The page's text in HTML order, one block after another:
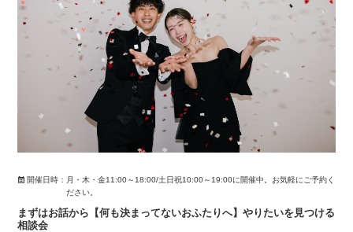
開催日時： 月・木・金11:00～18:00/土日祝10:00～19:00に開催中。お気軽にご予約く
ださい。
まずはお話から【何も決まってないおふたりへ】やりたいを見つける
相談会